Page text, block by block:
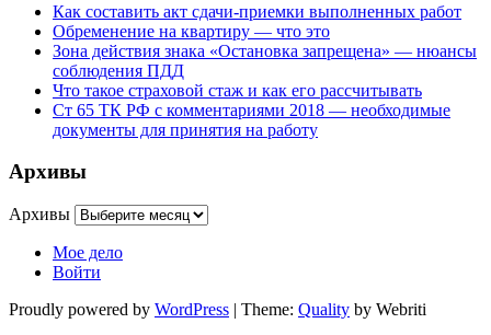
Как составить акт сдачи-приемки выполненных работ
Обременение на квартиру — что это
Зона действия знака «Остановка запрещена» — нюансы
соблюдения ПДД
Что такое страховой стаж и как его рассчитывать
Ст 65 ТК РФ с комментариями 2018 — необходимые
документы для принятия на работу
Архивы
Архивы
Мое дело
Войти
Proudly powered by WordPress | Theme: Quality by Webriti